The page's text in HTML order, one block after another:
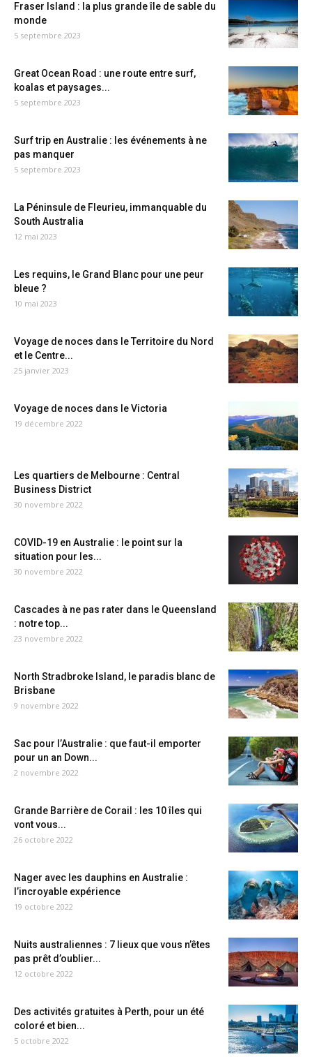
Fraser Island : la plus grande île de sable du
monde
5 septembre 2023
Great Ocean Road : une route entre surf,
koalas et paysages...
5 septembre 2023
Surf trip en Australie : les événements à ne
pas manquer
5 septembre 2023
La Péninsule de Fleurieu, immanquable du
South Australia
12 mai 2023
Les requins, le Grand Blanc pour une peur
bleue ?
10 mai 2023
Voyage de noces dans le Territoire du Nord
et le Centre...
25 janvier 2023
Voyage de noces dans le Victoria
19 décembre 2022
Les quartiers de Melbourne : Central
Business District
30 novembre 2022
COVID-19 en Australie : le point sur la
situation pour les...
30 novembre 2022
Cascades à ne pas rater dans le Queensland
: notre top...
23 novembre 2022
North Stradbroke Island, le paradis blanc de
Brisbane
9 novembre 2022
Sac pour l’Australie : que faut-il emporter
pour un an Down...
2 novembre 2022
Grande Barrière de Corail : les 10 îles qui
vont vous...
26 octobre 2022
Nager avec les dauphins en Australie :
l’incroyable expérience
19 octobre 2022
Nuits australiennes : 7 lieux que vous n’êtes
pas prêt d’oublier...
12 octobre 2022
Des activités gratuites à Perth, pour un été
coloré et bien...
5 octobre 2022